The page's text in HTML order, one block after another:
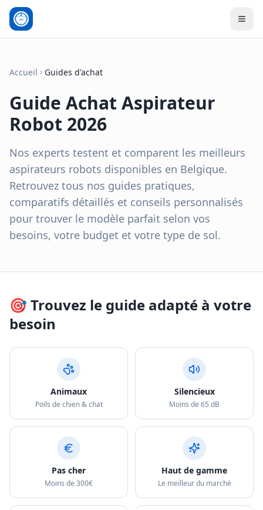
Accueil Guides d'achat
Guide Achat Aspirateur
Robot 2026
Nos experts testent et comparent les meilleurs
aspirateurs robots disponibles en Belgique.
Retrouvez tous nos guides pratiques,
comparatifs détaillés et conseils personnalisés
pour trouver le modèle parfait selon vos
besoins, votre budget et votre type de sol.
🎯 Trouvez le guide adapté à votre
besoin
Animaux
Poils de chien & chat
Silencieux
Moins de 65 dB
Pas cher
Moins de 300€
Haut de gamme
Le meilleur du marché